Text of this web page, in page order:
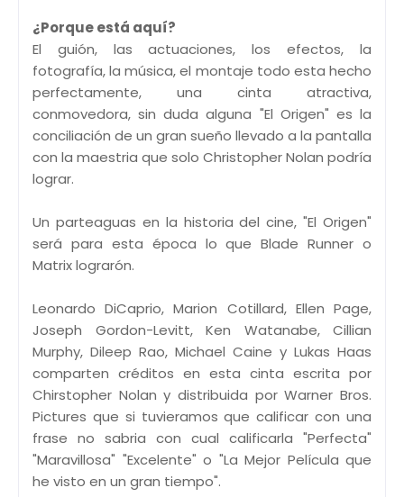
¿Porque está aquí?
El guión, las actuaciones, los efectos, la
fotografía, la música, el montaje todo esta hecho
perfectamente, una cinta atractiva,
conmovedora, sin duda alguna "El Origen" es la
conciliación de un gran sueño llevado a la pantalla
con la maestria que solo Christopher Nolan podría
lograr.
Un parteaguas en la historia del cine, "El Origen"
será para esta época lo que Blade Runner o
Matrix lograrón.
Leonardo DiCaprio, Marion Cotillard, Ellen Page,
Joseph Gordon-Levitt, Ken Watanabe, Cillian
Murphy, Dileep Rao, Michael Caine y Lukas Haas
comparten créditos en esta cinta escrita por
Chirstopher Nolan y distribuida por Warner Bros.
Pictures que si tuvieramos que calificar con una
frase no sabria con cual calificarla "Perfecta"
"Maravillosa" "Excelente" o "La Mejor Película que
he visto en un gran tiempo".